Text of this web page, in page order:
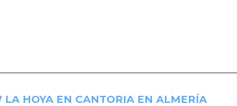
LA HOYA EN CANTORIA EN ALMERÍA